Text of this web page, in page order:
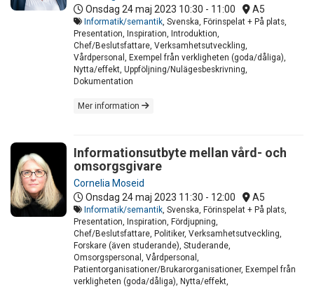
Onsdag 24 maj 2023 10:30 - 11:00 A5
Informatik/semantik , Svenska, Förinspelat + På plats,
Presentation, Inspiration, Introduktion,
Chef/Beslutsfattare, Verksamhetsutveckling,
Vårdpersonal, Exempel från verkligheten (goda/dåliga),
Nytta/effekt, Uppföljning/Nulägesbeskrivning,
Dokumentation
Mer information
Informationsutbyte mellan vård- och
omsorgsgivare
Cornelia Moseid
Onsdag 24 maj 2023 11:30 - 12:00 A5
Informatik/semantik , Svenska, Förinspelat + På plats,
Presentation, Inspiration, Fördjupning,
Chef/Beslutsfattare, Politiker, Verksamhetsutveckling,
Forskare (även studerande), Studerande,
Omsorgspersonal, Vårdpersonal,
Patientorganisationer/Brukarorganisationer, Exempel från
verkligheten (goda/dåliga), Nytta/effekt,